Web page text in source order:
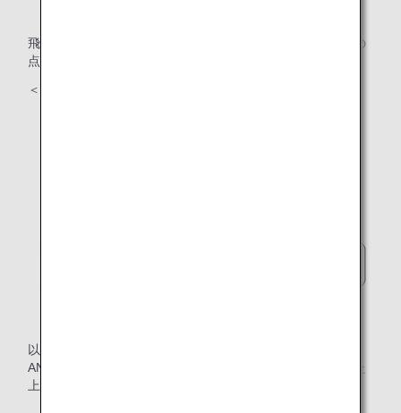
飛行経路の選定には、規定を読み解くだけではなく、以下の
点に留意しています。
＜飛行経路の選定に必要不可欠な留意点＞
以上の留意点を踏まえて選定された飛行経路は、最終的に
ANAから各空域の管制機関に飛行計画を提出し、承認を得た
上で確定しています。